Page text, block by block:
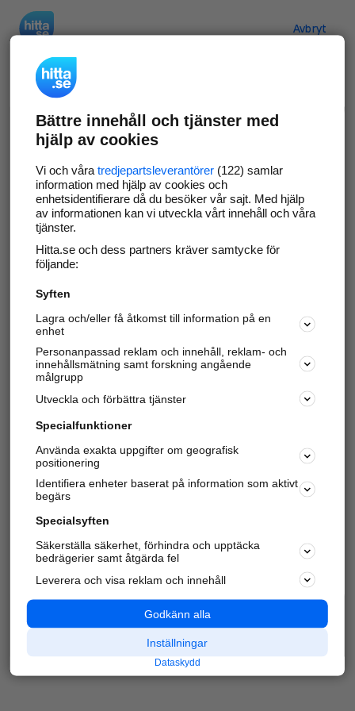
Avbryt
Verifiera ditt företag
Gör som 69 554företag
företagssida på hitta.se och syns bättre mot
kunder i ditt närområde. Helt kostnadsfritt.
Uppdatera din företagsinformation
Svara på och hantera dina omdömen
Har du redan verifierat ditt företag? Logga in
Varje vecka besöker du och4 miljoner
andra
härliga användare oss för att hitta rätt lokal
information om företag, privatpersoner och
platser.
Bättre innehåll och tjänster med
hjälp av cookies
Vi och våra tredjepartsleverantörer(122) samlar
information med hjälp av cookies och
enhetsidentifierare då du besöker vår sajt. Med hjälp
av informationen kan vi utveckla vårt innehåll och våra
tjänster.
Hitta.se och dess partners kräver samtycke för
följande:
Syften
Lagra och/eller få åtkomst till information på en
enhet
Personanpassad reklam och innehåll, reklam- och
innehållsmätning samt forskning angående
målgrupp
Utveckla och förbättra tjänster
Specialfunktioner
Använda exakta uppgifter om geografisk
positionering
Identifiera enheter baserat på information som aktivt
begärs
Specialsyften
Säkerställa säkerhet, förhindra och upptäcka
bedrägerier samt åtgärda fel
Leverera och visa reklam och innehåll
Godkänn alla
Inställningar
Dataskydd